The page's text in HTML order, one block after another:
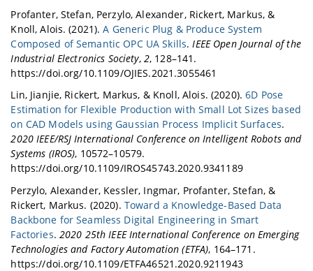
Profanter, Stefan, Perzylo, Alexander, Rickert, Markus, &
Knoll, Alois. (2021).A Generic Plug & Produce System
Composed of Semantic OPC UA Skills.IEEE Open Journal of the
Industrial Electronics Society, 2, 128–141.
https://doi.org/10.1109/OJIES.2021.3055461
Lin, Jianjie, Rickert, Markus, & Knoll, Alois. (2020).6D Pose
Estimation for Flexible Production with Small Lot Sizes based
on CAD Models using Gaussian Process Implicit Surfaces.
2020 IEEE/RSJ International Conference on Intelligent Robots and
Systems (IROS), 10572–10579.
https://doi.org/10.1109/IROS45743.2020.9341189
Perzylo, Alexander, Kessler, Ingmar, Profanter, Stefan, &
Rickert, Markus. (2020). Toward a Knowledge-Based Data
Backbone for Seamless Digital Engineering in Smart
Factories. 2020 25th IEEE International Conference on Emerging
Technologies and Factory Automation (ETFA), 164–171.
https://doi.org/10.1109/ETFA46521.2020.9211943